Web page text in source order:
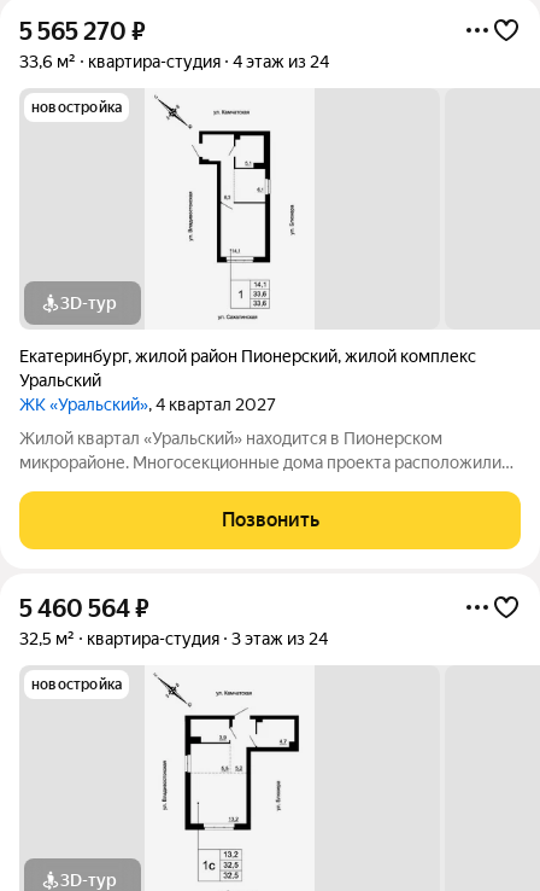
5 565 270 ₽
33,6 м² квартира-студия 4 этаж из 24
новостройка
3D-тур
Екатеринбург,жилой район Пионерский,жилой комплекс
Уральский
ЖК «Уральский», 4 квартал 2027
Жилой квартал «Уральский» находится в Пионерском
микрорайоне. Многосекционные дома проекта расположились
Сахалинской, вблизи от Шарташского лесопарка. Мастер план
проекта предполагает возведение
Позвонить
5 460 564₽
32,5 м² квартира-студия 3 этаж из 24
новостройка
3D-тур